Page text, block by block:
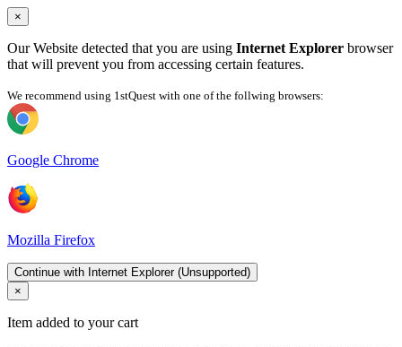
×
Our Website detected that you are using Internet Explorer browser
that will prevent you from accessing certain features.
We recommend using 1stQuest with one of the follwing browsers:
Google Chrome
Mozilla Firefox
Continue with Internet Explorer (Unsupported)
×
Item added to your cart